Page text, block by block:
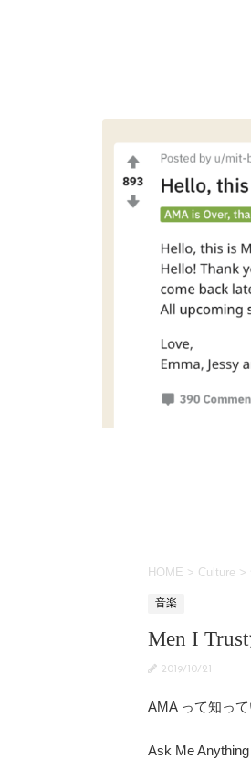
HOME > Culture >
音楽
Men I
2019/10/21
AMA って知って
Ask Me